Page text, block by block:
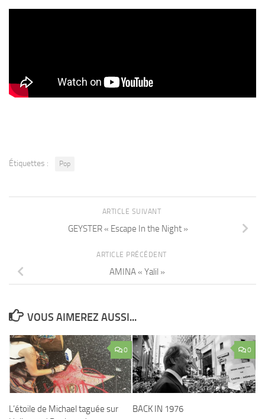
Étiquettes : Pop
ARTICLE SUIVANT
GEYSTER « Escape In the Night »
ARTICLE PRÉCÉDENT
AMINA « Yalil »
VOUS AIMEREZ AUSSI...
0
L’étoile de Michael taguée sur
0
BACK IN 1976